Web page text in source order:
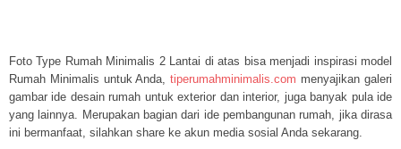
Foto Type Rumah Minimalis 2 Lantai di atas bisa menjadi inspirasi model
Rumah Minimalis untuk Anda,tiperumahminimalis.com menyajikan galeri
gambar ide desain rumah untuk exterior dan interior, juga banyak pula ide
yang lainnya. Merupakan bagian dari ide pembangunan rumah, jika dirasa
ini bermanfaat, silahkan share ke akun media sosial Anda sekarang.